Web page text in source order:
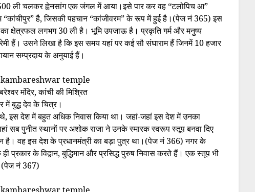
ली चलकर ह्वेनसांग एक जंगल में आया।इसे पार कर वह “टलोपिच आ”
“कांचीपुर” है, जिसकी पहचान “कांजीवरम” के रूप में हुई है।(पेज नं 365) इस
क्षेत्रफल लगभग 30 ली है। भूमि उपजाऊ है। प्रकृति गर्म और मनुष्य
हैं। उसने लिखा है कि इस समय यहां पर कई सौ संघाराम हैं जिनमें 10 हजार
सम्प्रदाय के अनुयाई हैं।
मंदिर, कांची की मिश्रित
में बुद्ध देव के चित्र।
इस देश में बहुत अधिक निवास किया था। जहां-जहां इस देश में उनका
सब पुनीत स्थानों पर अशोक राजा ने उनके स्मारक स्वरूप स्तूप बनवा दिए
है। वह इस देश के प्रधानमंत्री का बड़ा पुत्र था।(पेज नं 366) नगर के
प्रकार के विद्वान, बुद्धिमान और प्रसिद्ध पुरुष निवास करते हैं। एक स्तूप भी
नं 367)